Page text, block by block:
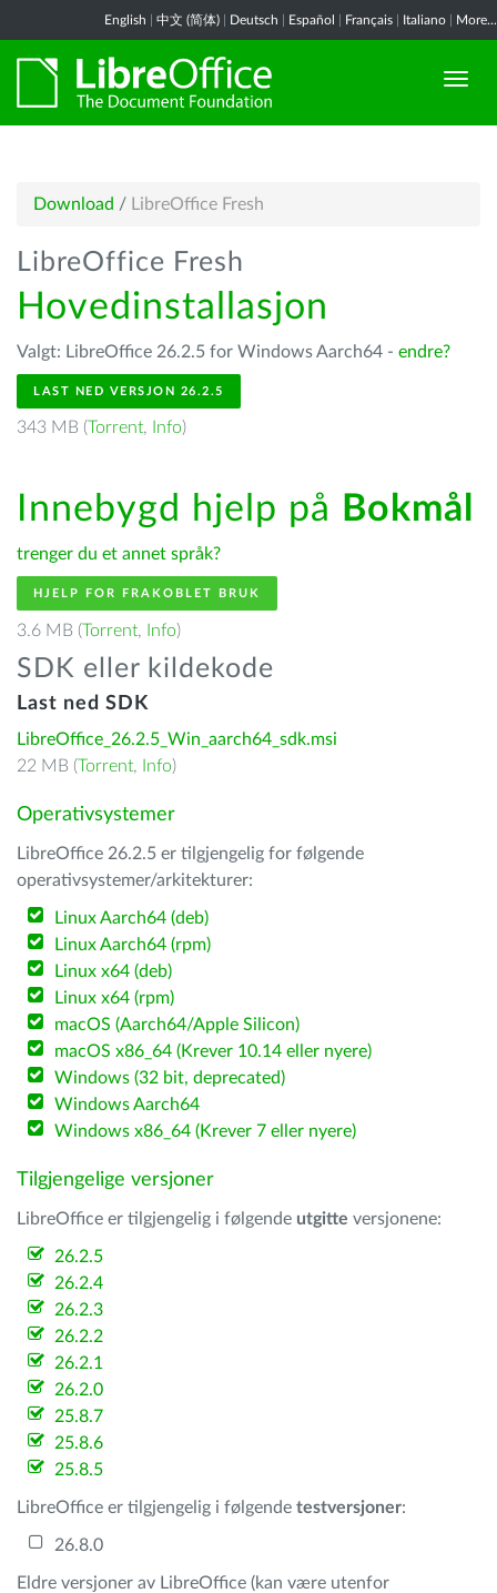
English 中文 (简体) Deutsch Español Français Italiano More...
Download / LibreOffice Fresh
LibreOffice Fresh
Hovedinstallasjon
Valgt: LibreOffice 26.2.5 for Windows Aarch64 - endre?
LAST NED VERSJON 26.2.5
343 MB (Torrent, Info)
Innebygd hjelp på Bokmål
trenger du et annet språk?
HJELP FOR FRAKOBLET BRUK
3.6 MB (Torrent, Info)
SDK eller kildekode
Last ned SDK
LibreOffice_26.2.5_Win_aarch64_sdk.msi
22 MB (Torrent, Info)
Operativsystemer
LibreOffice 26.2.5 er tilgjengelig for følgende
operativsystemer/arkitekturer:
Linux Aarch64 (deb)
Linux Aarch64 (rpm)
Linux x64 (deb)
Linux x64 (rpm)
macOS (Aarch64/Apple Silicon)
macOS x86_64 (Krever 10.14 eller nyere)
Windows (32 bit, deprecated)
Windows Aarch64
Windows x86_64 (Krever 7 eller nyere)
Tilgjengelige versjoner
LibreOffice er tilgjengelig i følgende utgitte versjonene:
26.2.5
26.2.4
26.2.3
26.2.2
26.2.1
26.2.0
25.8.7
25.8.6
25.8.5
LibreOffice er tilgjengelig i følgende testversjoner:
26.8.0
Eldre versjoner av LibreOffice (kan være utenfor